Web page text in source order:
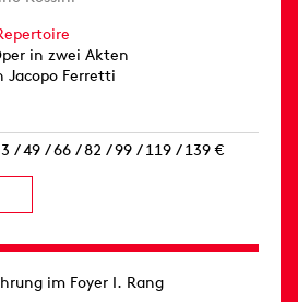
in zwei Akten
Jacopo Ferretti
/ 49 / 66 / 82 / 99 / 119 / 139 €
im Foyer I. Rang